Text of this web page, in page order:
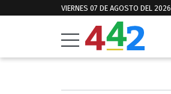
VIERNES 07 DE AGOSTO DEL 2026